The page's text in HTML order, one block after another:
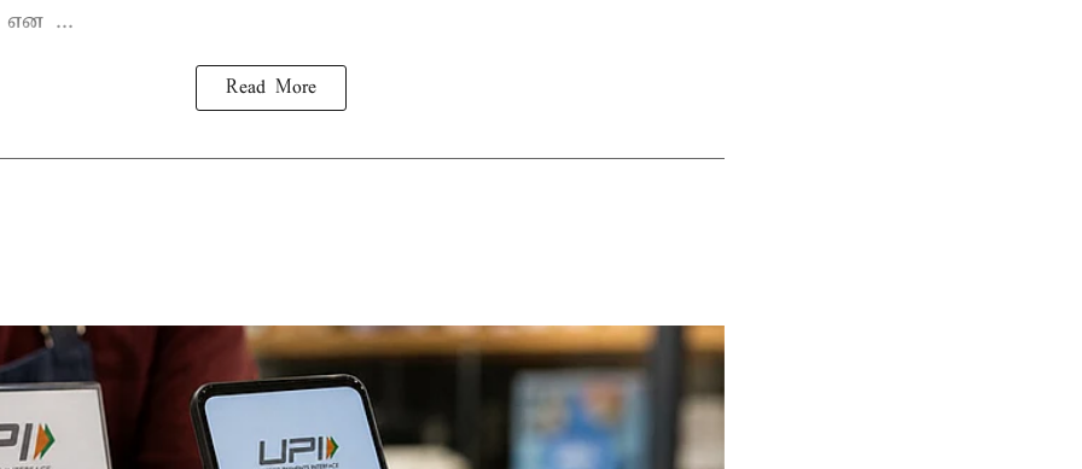
என ...
Read More